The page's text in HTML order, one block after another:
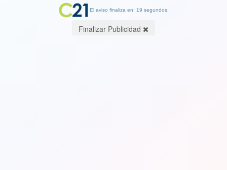
El aviso finaliza en: 19 segundos.
Finalizar Publicidad